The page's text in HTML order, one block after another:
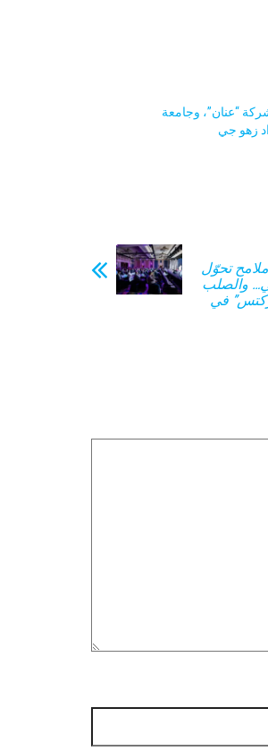
“عنان”، وجامعة
زهو جي
تحوّل
والصلب
في